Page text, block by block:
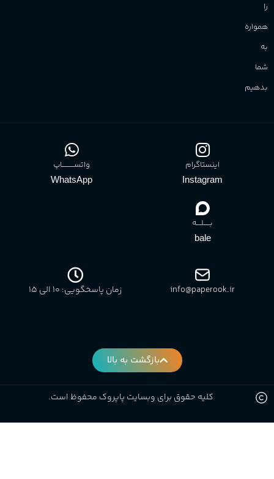
را
همواره
به
شما
بدهیم
اینستاگرام
Instagram
واتســــــــــاپ
WhatsApp
بـــــلــــه
bale
info@paperook.ir زمان پاسخگویی: 10 الی ۱5
بازگشت به بالا
کلیه حقوق برای وبسایت پاپروک محفوظ است.